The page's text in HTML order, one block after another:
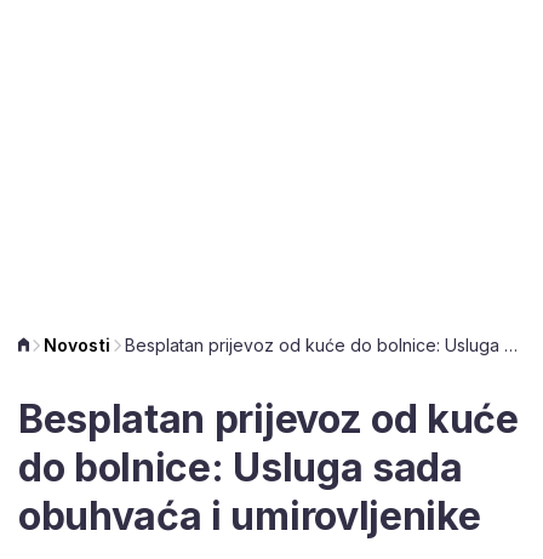
Novosti Besplatan prijevoz od kuće do bolnice: Usluga sada obuhvaća i umirovljenike
Besplatan prijevoz od kuće
do bolnice: Usluga sada
obuhvaća i umirovljenike